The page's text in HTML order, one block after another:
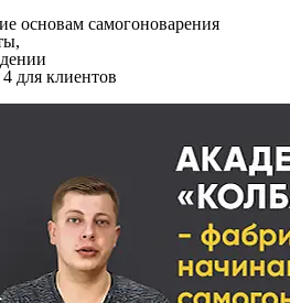
основам самогоноварения
для клиентов